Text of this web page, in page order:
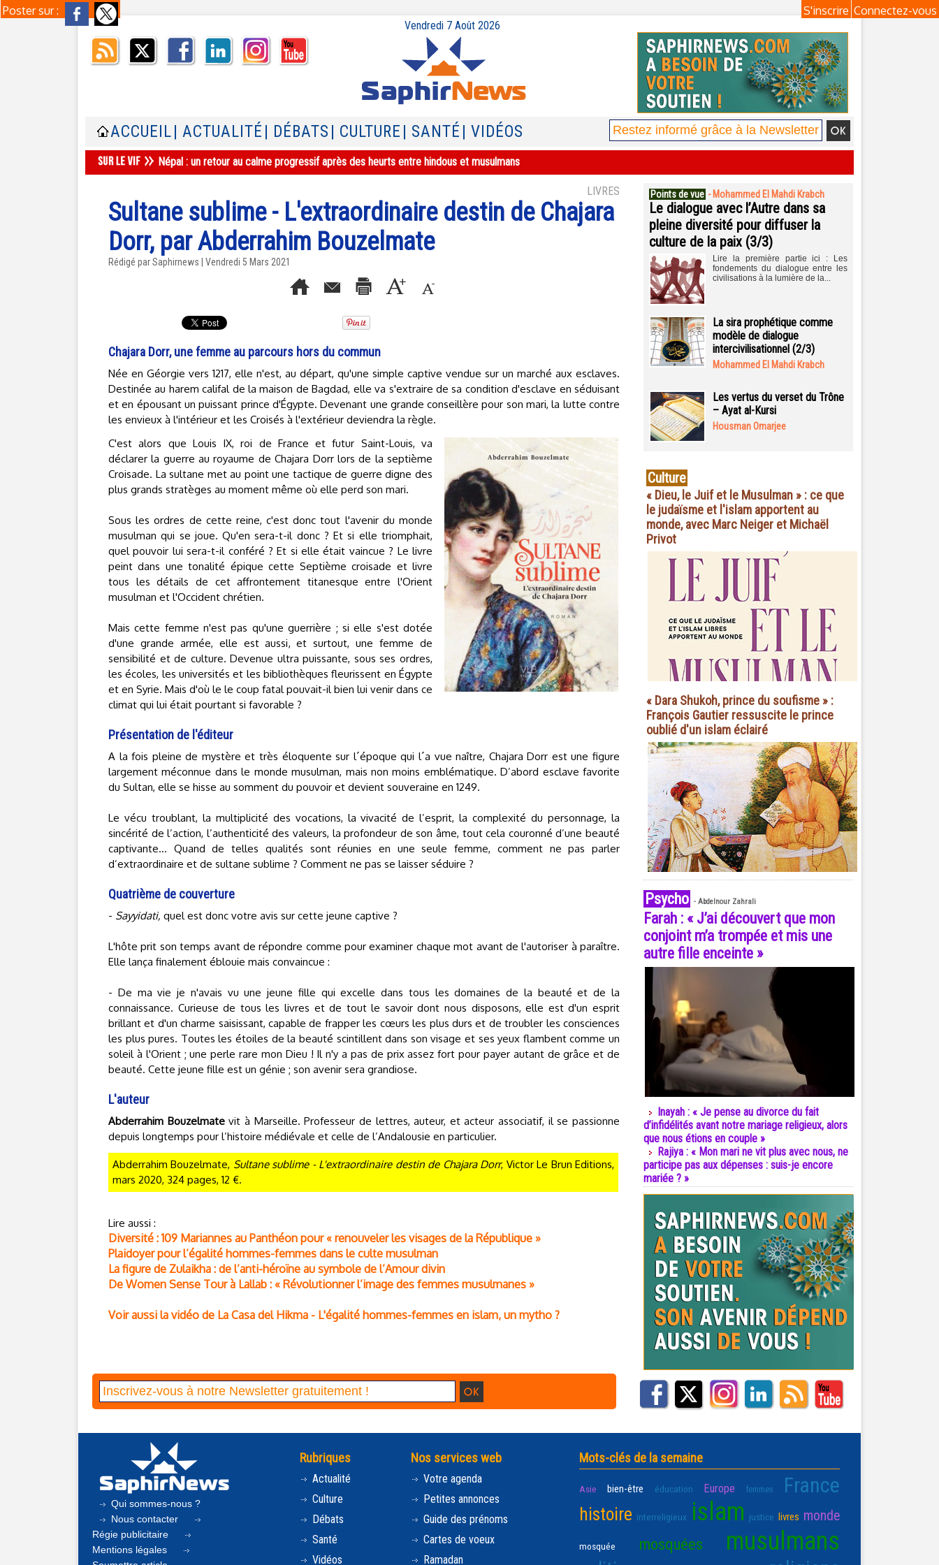
Poster sur : Connectez-vous
S'inscrire
Vendredi 7 Août 2026
ACCUEIL | ACTUALITÉ | DÉBATS | CULTURE | SANTÉ | VIDÉOS
Népal : un retour au calme progressif après des heurts entre hindous et musulmans
LIVRES
Sultane sublime - L'extraordinaire destin de Chajara
Dorr, par Abderrahim Bouzelmate
Rédigé par Saphirnews | Vendredi 5 Mars 2021
Chajara Dorr, une femme au parcours hors du commun
Née en Géorgie vers 1217, elle n'est, au départ, qu'une simple captive vendue sur un marché aux esclaves.
Destinée au harem califal de la maison de Bagdad, elle va s'extraire de sa condition d'esclave en séduisant
et en épousant un puissant prince d'Égypte. Devenant une grande conseillère pour son mari, la lutte contre
les envieux à l'intérieur et les Croisés à l'extérieur deviendra la règle.
C'est alors que Louis IX, roi de France et futur Saint-Louis, va
déclarer la guerre au royaume de Chajara Dorr lors de la septième
Croisade. La sultane met au point une tactique de guerre digne des
plus grands stratèges au moment même où elle perd son mari.
Sous les ordres de cette reine, c'est donc tout l'avenir du monde
musulman qui se joue. Qu'en sera-t-il donc ? Et si elle triomphait,
quel pouvoir lui sera-t-il conféré ? Et si elle était vaincue ? Le livre
peint dans une tonalité épique cette Septième croisade et livre
tous les détails de cet affrontement titanesque entre l'Orient
musulman et l'Occident chrétien.
Mais cette femme n'est pas qu'une guerrière ; si elle s'est dotée
d'une grande armée, elle est aussi, et surtout, une femme de
sensibilité et de culture. Devenue ultra puissante, sous ses ordres,
les écoles, les universités et les bibliothèques fleurissent en Égypte
et en Syrie. Mais d'où le le coup fatal pouvait-il bien lui venir dans ce
climat qui lui était pourtant si favorable ?
Présentation de l'éditeur
A la fois pleine de mystère et très éloquente sur l´époque qui l´a vue naître, Chajara Dorr est une figure
largement méconnue dans le monde musulman, mais non moins emblématique. D’abord esclave favorite
du Sultan, elle se hisse au somment du pouvoir et devient souveraine en 1249.
Le vécu troublant, la multiplicité des vocations, la vivacité de l’esprit, la complexité du personnage, la
sincérité de l’action, l’authenticité des valeurs, la profondeur de son âme, tout cela couronné d’une beauté
captivante… Quand de telles qualités sont réunies en une seule femme, comment ne pas parler
d’extraordinaire et de sultane sublime ? Comment ne pas se laisser séduire ?
Quatrième de couverture
- Sayyidati, quel est donc votre avis sur cette jeune captive ?
L'hôte prit son temps avant de répondre comme pour examiner chaque mot avant de l'autoriser à paraître.
Elle lança finalement éblouie mais convaincue :
- De ma vie je n'avais vu une jeune fille qui excelle dans tous les domaines de la beauté et de la
connaissance. Curieuse de tous les livres et de tout le savoir dont nous disposons, elle est d'un esprit
brillant et d'un charme saisissant, capable de frapper les cœurs les plus durs et de troubler les consciences
les plus pures. Toutes les étoiles de la beauté scintillent dans son visage et ses yeux flambent comme un
soleil à l'Orient ; une perle rare mon Dieu ! Il n'y a pas de prix assez fort pour payer autant de grâce et de
beauté. Cette jeune fille est un génie ; son avenir sera grandiose.
L'auteur
Abderrahim Bouzelmatevit à Marseille. Professeur de lettres, auteur, et acteur associatif, il se passionne
depuis longtemps pour l’histoire médiévale et celle de l’Andalousie en particulier.
Abderrahim Bouzelmate, Sultane sublime - L'extraordinaire destin de Chajara Dorr, Victor Le Brun Editions,
mars 2020, 324 pages, 12 €.
Lire aussi :
Diversité : 109 Mariannes au Panthéon pour « renouveler les visages de la République »
Plaidoyer pour l’égalité hommes-femmes dans le culte musulman
La figure de Zulaikha : de l’anti-héroïne au symbole de l’Amour divin
De Women Sense Tour à Lallab : « Révolutionner l’image des femmes musulmanes »
Voir aussi la vidéo de La Casa del Hikma - L'égalité hommes-femmes en islam, un mytho ?
Points de vue - Mohammed El Mahdi Krabch
Le dialogue avec l’Autre dans sa
pleine diversité pour diffuser la
culture de la paix (3/3)
Lire la première partie ici : Les
fondements du dialogue entre les
civilisations à la lumière de la...
La sira prophétique comme
modèle de dialogue
intercivilisationnel (2/3)
Mohammed El Mahdi Krabch
Les vertus du verset du Trône
– Ayat al-Kursi
Housman Omarjee
Culture
« Dieu, le Juif et le Musulman » : ce que
le judaïsme et l'islam apportent au
monde, avec Marc Neiger et Michaël
Privot
« Dara Shukoh, prince du soufisme » :
François Gautier ressuscite le prince
oublié d'un islam éclairé
Psycho - Abdelnour Zahrali
Farah : « J’ai découvert que mon
conjoint m’a trompée et mis une
autre fille enceinte »
Inayah : « Je pense au divorce du fait
d’infidélités avant notre mariage religieux, alors
que nous étions en couple »
Rajiya : « Mon mari ne vit plus avec nous, ne
participe pas aux dépenses : suis-je encore
mariée ? »
Qui sommes-nous ?
Nous contacter
Régie publicitaire
Mentions légales
Rubriques
Actualité
Culture
Débats
Santé
Vidéos
Nos services web
Votre agenda
Petites annonces
Guide des prénoms
Cartes de voeux
Ramadan
Mots-clés de la semaine
Asie bien-être éducation Europe femmes France
histoire interreligieux islam justice livres monde
mosquée mosquées musulmans